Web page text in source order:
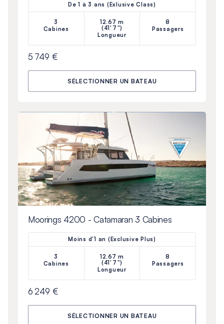
De 1 à 3 ans (Exlusive Class)
3
Cabines
12.67 m
(41'7")
Longueur
8
Passagers
5 749 €
SÉLECTIONNER UN BATEAU
Moorings 4200 - Catamaran 3 Cabines
Moins d'1 an (Exclusive Plus)
3
Cabines
12.67 m
(41'7")
Longueur
8
Passagers
6 249 €
SÉLECTIONNER UN BATEAU